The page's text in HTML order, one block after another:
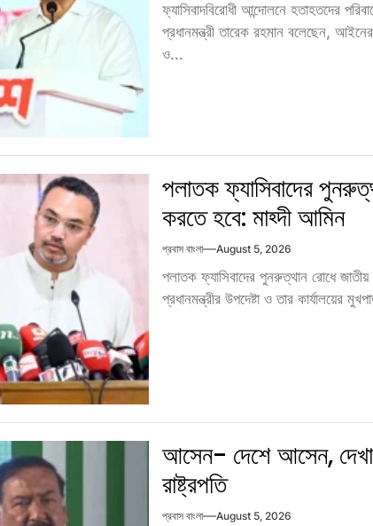
ফ্যাসিবাদবিরোধী আন্দোলনে হতাহতদের
প্রধানমন্ত্রী তারেক রহমান বলেছেন,
ও...
পলাতক ফ্যাসিবাদের
করতে হবে: মাহ্দী আমিন
প্রবাস বাংলা August 5, 2026
পলাতক ফ্যাসিবাদের পুনরুত্থান রোধে
প্রধানমন্ত্রীর উপদেষ্টা ও তার কার্যালয়ের
আসেন- দেশে আসেন,
রাষ্ট্রপতি
প্রবাস বাংলা August 5, 2026